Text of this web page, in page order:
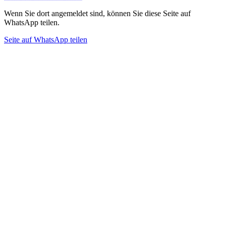
Wenn Sie dort angemeldet sind, können Sie diese Seite auf
WhatsApp teilen.
Seite auf WhatsApp teilen